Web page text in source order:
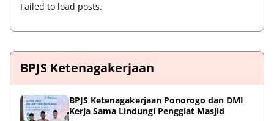
Failed to load posts.
BPJS Ketenagakerjaan
BPJS Ketenagakerjaan Ponorogo dan DMI
Kerja Sama Lindungi Penggiat Masjid